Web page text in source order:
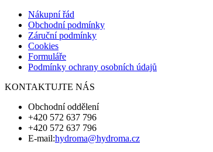
Nákupní řád
Obchodní podmínky
Záruční podmínky
Cookies
Formuláře
Podmínky ochrany osobních údajů
KONTAKTUJTE NÁS
Obchodní oddělení
+420 572 637 796
+420 572 637 796
E-mail:hydroma@hydroma.cz